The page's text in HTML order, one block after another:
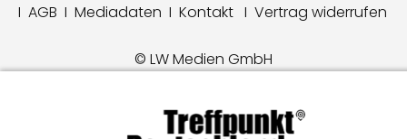
I AGB I Mediadaten I Kontakt I Vertrag widerrufen
© LW Medien GmbH